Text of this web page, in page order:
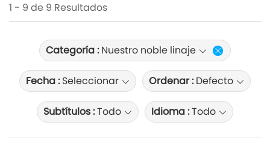
1 - 9 de 9 Resultados
Categoría :Nuestro noble linaje
Fecha :Seleccionar Ordenar :Defecto
Subtítulos :Todo Idioma :Todo